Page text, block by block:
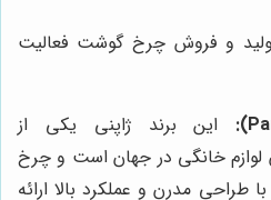
و فروش چرخ گوشت فعالیت
این برند ژاپنی یکی از
لوازم خانگی در جهان است و چرخ
طراحی مدرن و عملکرد بالا ارائه